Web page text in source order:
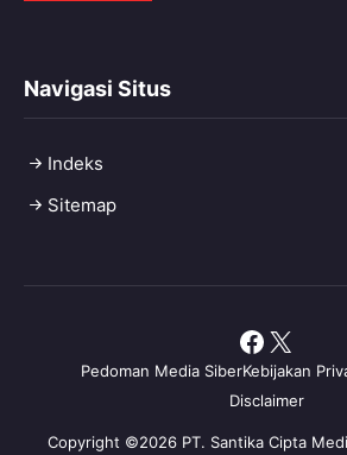
Navigasi Situs
Indeks
Sitemap
Copyright ©2026 PT. Santika Cipta
Pedoman Media SiberKebijakan
Disclaimer
X